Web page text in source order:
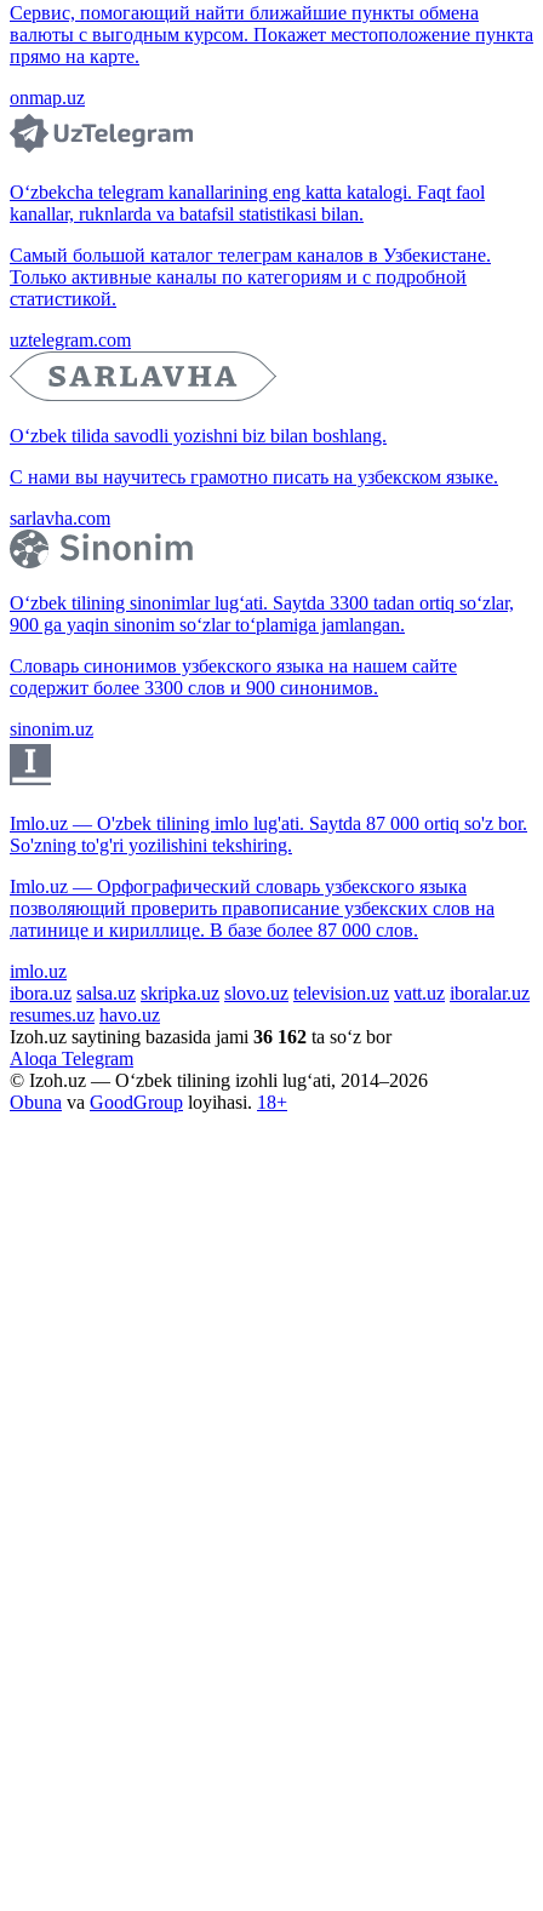
Сервис, помогающий найти ближайшие пункты обмена
валюты с выгодным курсом. Покажет местоположение пункта
прямо на карте.
onmap.uz
O‘zbekcha telegram kanallarining eng katta katalogi. Faqt faol
kanallar, ruknlarda va batafsil statistikasi bilan.
Самый большой каталог телеграм каналов в Узбекистане.
Только активные каналы по категориям и с подробной
статистикой.
uztelegram.com
O‘zbek tilida savodli yozishni biz bilan boshlang.
С нами вы научитесь грамотно писать на узбекском языке.
sarlavha.com
O‘zbek tilining sinonimlar lug‘ati. Saytda 3300 tadan ortiq so‘zlar,
900 ga yaqin sinonim so‘zlar to‘plamiga jamlangan.
Словарь синонимов узбекского языка на нашем сайте
содержит более 3300 слов и 900 синонимов.
sinonim.uz
Imlo.uz — O'zbek tilining imlo lug'ati. Saytda 87 000 ortiq so'z bor.
So'zning to'g'ri yozilishini tekshiring.
Imlo.uz — Орфографический словарь узбекского языка
позволяющий проверить правописание узбекских слов на
латинице и кириллице. В базе более 87 000 слов.
imlo.uz
ibora.uz salsa.uz skripka.uz slovo.uz television.uz vatt.uz iboralar.uz
resumes.uz havo.uz
Izoh.uz saytining bazasida jami 36 162 ta so‘z bor
Aloqa Telegram
© Izoh.uz — O‘zbek tilining izohli lug‘ati, 2014–2026
Obuna va GoodGroup loyihasi. 18+